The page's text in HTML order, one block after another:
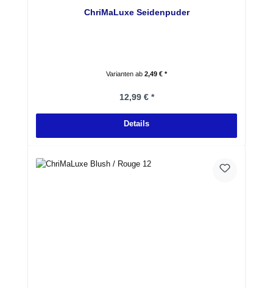
ChriMaLuxe Seidenpuder
Varianten ab 2,49 € *
Regulärer Preis:
12,99 € *
Details